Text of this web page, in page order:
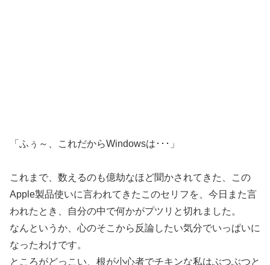
「ふぅ～、これだからWindowsは･･･」
これまで、数えるのも億劫なほど聞かされてきた、この
Apple製品使いに言われてきたこのセリフを、今日また言
われたとき、自分の中で何かがプツリと切れました。
なんというか、心のそこから反論したい気分でいっぱいに
なったわけです。
ところがどっこい、根が小心者でチキンな私はぶつぶつと